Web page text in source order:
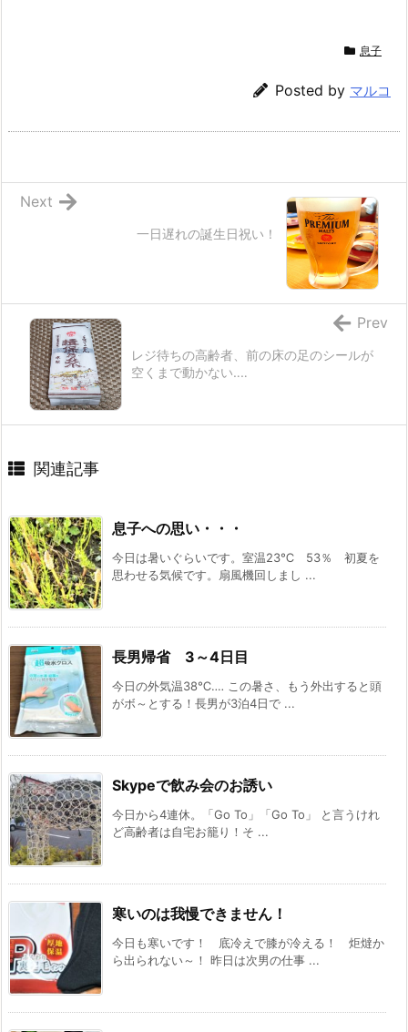
息子
Posted by マルコ
一日遅れの誕生日祝い！
Next
レジ待ちの高齢者、前の床の足のシールが
空くまで動かない‥‥
Prev
関連記事
息子への思い・・・
今日は暑いぐらいです。室温23℃ 53％ 初夏を
思わせる気候です。扇風機回しまし ...
長男帰省 3～4日目
今日の外気温38℃‥‥ この暑さ、もう外出すると頭
がボ～とする！長男が3泊4日で ...
Skypeで飲み会のお誘い
今日から4連休。「Go To」「Go To」 と言うけれ
ど高齢者は自宅お籠り！そ ...
寒いのは我慢できません！
今日も寒いです！ 底冷えで膝が冷える！ 炬燵か
ら出られない～！ 昨日は次男の仕事 ...